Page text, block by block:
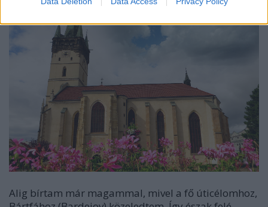
Alig bírtam már magammal, mivel a fő úticélomhoz,